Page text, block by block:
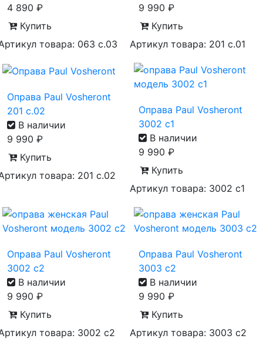
4 890 ₽
Купить
товара: 063 с.03
9 990 ₽
Купить
Артикул товара: 201 с.01
Оправа Paul Vosheront
201 с.02
В наличии
9 990 ₽
Купить
товара: 201 с.02
Оправа Paul Vosheront
3002 c1
В наличии
9 990 ₽
Купить
Артикул товара: 3002 с1
Оправа Paul Vosheront
3002 c2
В наличии
9 990 ₽
Купить
товара: 3002 с2
Оправа Paul Vosheront
3003 c2
В наличии
9 990 ₽
Купить
Артикул товара: 3003 с2